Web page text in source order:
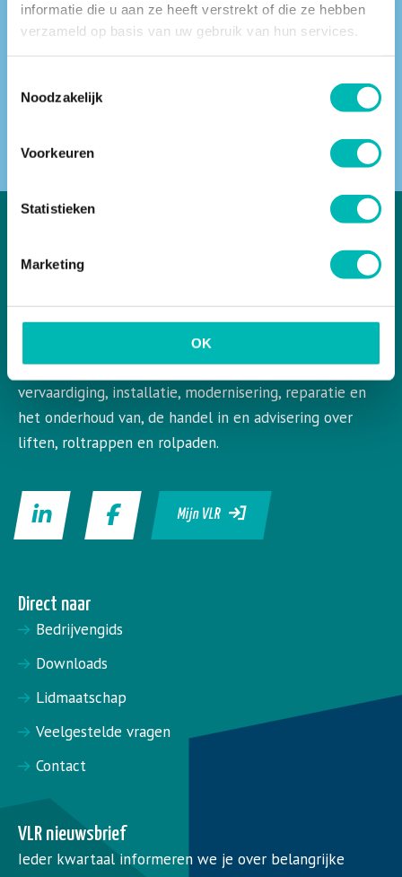
informatie die u aan ze heeft verstrekt of die ze hebben
verzameld op basis van uw gebruik van hun services.
Noodzakelijk
Voorkeuren
Statistieken
Marketing
OK
Vind een VLR-vakbedrijf bij jou in de buurt
VLR is de Nederlandse vereniging voor liften en
roltrappen. VLR behartigt de belangen van de gehele
bedrijfstak en aangesloten leden op het gebied van de
vervaardiging, installatie, modernisering, reparatie en
het onderhoud van, de handel in en advisering over
liften, roltrappen en rolpaden.
Mijn VLR
Direct naar
Bedrijvengids
Downloads
Lidmaatschap
Veelgestelde vragen
Contact
VLR nieuwsbrief
Ieder kwartaal informeren we je over belangrijke